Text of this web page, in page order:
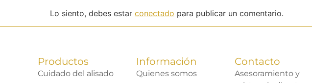
Lo siento, debes estar conectado para publicar un comentario.
Productos
Cuidado del alisado
Información
Quienes somos
Contacto
Asesoramiento y